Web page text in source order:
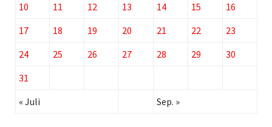
10
11 12 13 14 15
16
17
18 19 20 21 22
23
24
25 26 27 28 29
30
31
« Juli
Sep. »